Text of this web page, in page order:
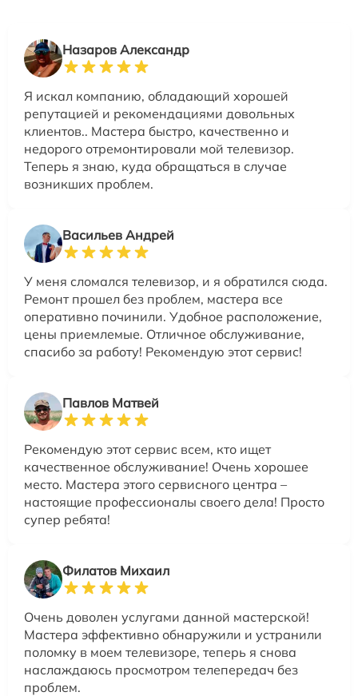
Назаров Александр
Я искал компанию, обладающий хорошей
репутацией и рекомендациями довольных
клиентов.. Мастера быстро, качественно и
недорого отремонтировали мой телевизор.
Теперь я знаю, куда обращаться в случае
возникших проблем.
Васильев Андрей
У меня сломался телевизор, и я обратился сюда.
Ремонт прошел без проблем, мастера все
оперативно починили. Удобное расположение,
цены приемлемые. Отличное обслуживание,
спасибо за работу! Рекомендую этот сервис!
Павлов Матвей
Рекомендую этот сервис всем, кто ищет
качественное обслуживание! Очень хорошее
место. Мастера этого сервисного центра –
настоящие профессионалы своего дела! Просто
супер ребята!
Филатов Михаил
Очень доволен услугами данной мастерской!
Мастера эффективно обнаружили и устранили
поломку в моем телевизоре, теперь я снова
наслаждаюсь просмотром телепередач без
проблем.